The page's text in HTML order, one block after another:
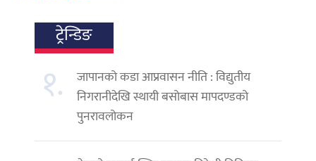
ट्रेन्डिङ
१.
जापानको कडा आप्रवासन नीति : विद्युतीय
निगरानीदेखि स्थायी बसोबास मापदण्डको
पुनरावलोकन